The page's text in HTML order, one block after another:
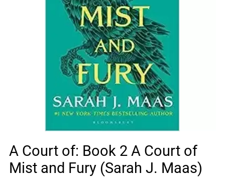
A Court of: Book 2 A Court of
Mist and Fury (Sarah J. Maas)